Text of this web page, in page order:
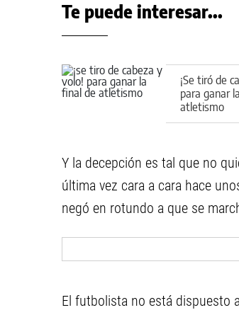
Te puede interesar...
¡Se tiró de
para ganar
atletismo
Y la decepción es tal que no
última vez cara a cara hace
negó en rotundo a que se
El futbolista no está dispuesto